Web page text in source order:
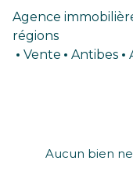
LOCATION
Agence immobilière à Marseille, Paris et leurs
régions
Vente
Antibes
Aucun bien